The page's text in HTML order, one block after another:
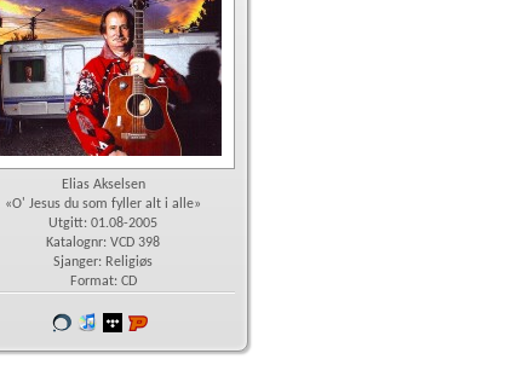
Elias Akselsen
«O' Jesus du som fyller alt i alle»
Utgitt: 01.08-2005
Katalognr: VCD 398
Sjanger: Religiøs
Format: CD
Vår
iTuneswimp